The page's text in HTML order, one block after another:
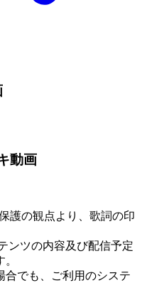
動画
護の観点より、歌詞の印
ンツの内容及び配信予定
合でも、ご利用のシステ